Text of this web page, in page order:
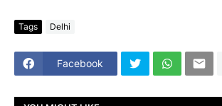
Tags Delhi
Facebook